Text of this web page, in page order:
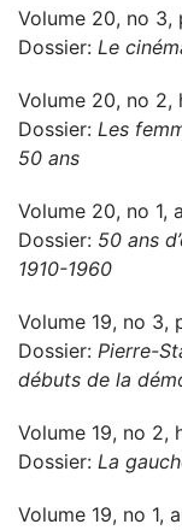
Volume 20, no 3,
Dossier: Le
Volume 20, no 2,
Dossier: Les
50 ans
Volume 20, no 1,
Dossier: 50 ans
1910-1960
Volume 19, no 3,
Dossier: Pierre-
débuts de la
Volume 19, no 2,
Dossier: La
Volume 19, no 1,